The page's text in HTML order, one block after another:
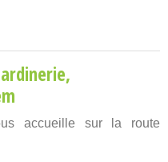
,
accueille sur la route